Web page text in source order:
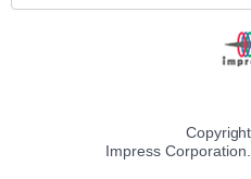
Impress